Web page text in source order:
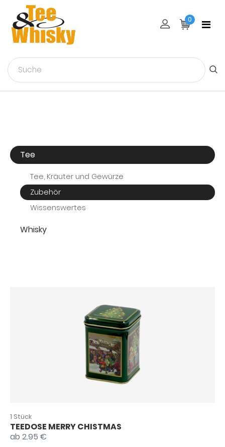
0
Tee
Tee, Kräuter und Gewürze
Zubehör
Wissenswertes
Whisky
1 Stück
TEEDOSE MERRY CHISTMAS
ab 2.95 €